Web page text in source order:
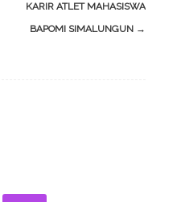
KARIR ATLET MAHASISWA
BAPOMI SIMALUNGUN →